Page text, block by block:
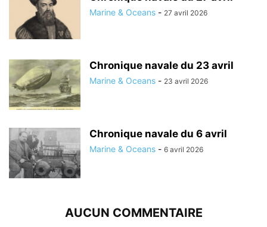
Marine & Oceans - 27 avril 2026
Chronique navale du 23 avril
Marine & Oceans - 23 avril 2026
Chronique navale du 6 avril
Marine & Oceans - 6 avril 2026
AUCUN COMMENTAIRE